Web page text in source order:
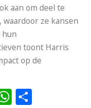
aan om deel te
ze kansen
toont Harris
op de
WhatsApp